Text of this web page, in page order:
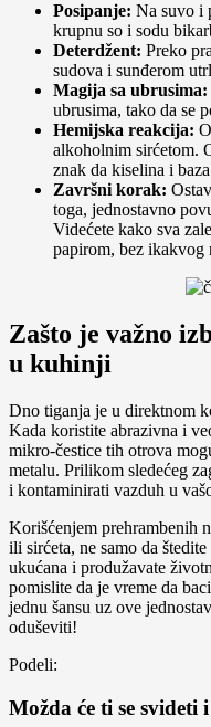
Posipanje: Na suvo i
krupnu so i sodu
Deterdžent: Preko
sudova i sunđerom
Magija sa ubrusima:
ubrusima, tako da se
Hemijska reakcija:
alkoholnim sirćetom.
znak da kiselina i
Završni korak:
toga, jednostavno
Videćete kako sva
papirom, bez ikakvog
Zašto je važno
u kuhinji
Dno tiganja je u direktnom
Kada koristite abrazivna i
mikro-čestice tih otrova
metalu. Prilikom sledećeg
i kontaminirati vazduh u
Korišćenjem prehrambenih
ili sirćeta, ne samo da
ukućana i produžavate
pomislite da je vreme da
jednu šansu uz ove
oduševiti!
Podeli:
Možda će ti se svideti i